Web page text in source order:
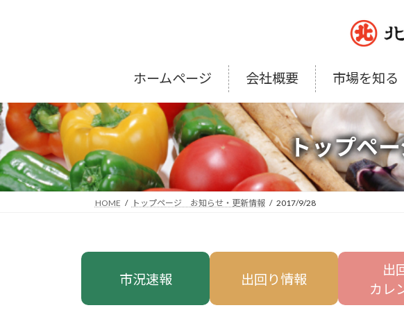
ス
キ
ッ
プ
ン
に
移
動
ホームページ 会社概要 市場を知る
トップペ
HOME トップページ お知らせ・更新情報 2017/9/28
市況速報 出回り情報
出
カレ